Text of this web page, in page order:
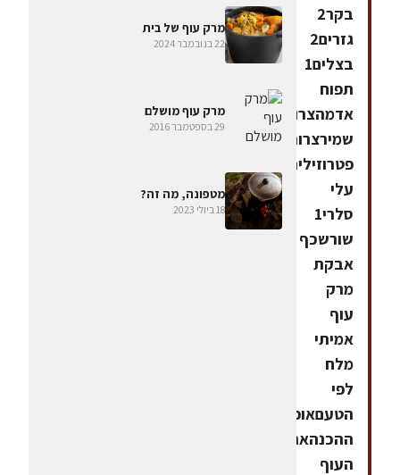
בקר2
גזרים2
בצלים1
תפוח
אדמהצרור
שמירצרור
פטרוזיליהצרור
עלי
סלרי1
שורשכף
אבקת
מרק
עוף
אמיתי
מלח
לפי
הטעםאופן
ההכנהאת
העוף
מרק עוף של בית
22 בנובמבר 2024
מרק עוף מושלם
29 בספטמבר 2016
מטפונה, מה זה?
18 ביולי 2023